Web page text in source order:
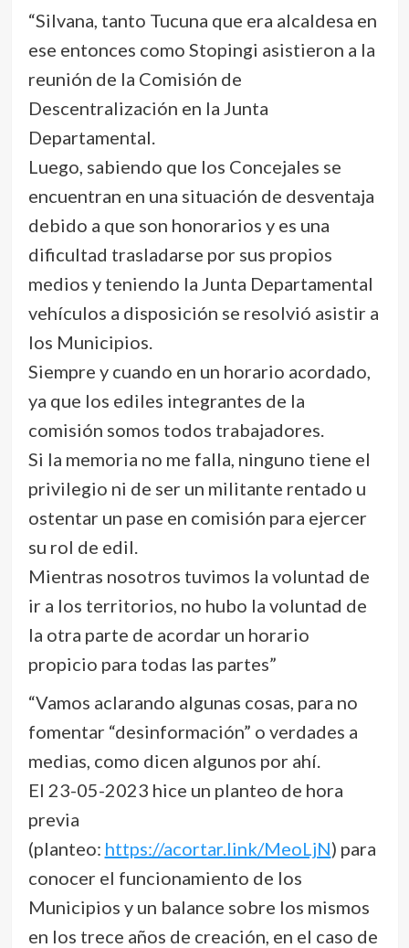
“Silvana, tanto Tucuna que era alcaldesa en
ese entonces como Stopingi asistieron a la
reunión de la Comisión de
Descentralización en la Junta
Departamental.
Luego, sabiendo que los Concejales se
encuentran en una situación de desventaja
debido a que son honorarios y es una
dificultad trasladarse por sus propios
medios y teniendo la Junta Departamental
vehículos a disposición se resolvió asistir a
los Municipios.
Siempre y cuando en un horario acordado,
ya que los ediles integrantes de la
comisión somos todos trabajadores.
Si la memoria no me falla, ninguno tiene el
privilegio ni de ser un militante rentado u
ostentar un pase en comisión para ejercer
su rol de edil.
Mientras nosotros tuvimos la voluntad de
ir a los territorios, no hubo la voluntad de
la otra parte de acordar un horario
propicio para todas las partes”
“Vamos aclarando algunas cosas, para no
fomentar “desinformación” o verdades a
medias, como dicen algunos por ahí.
El 23-05-2023 hice un planteo de hora
previa
(planteo: https://acortar.link/MeoLjN) para
conocer el funcionamiento de los
Municipios y un balance sobre los mismos
en los trece años de creación, en el caso de